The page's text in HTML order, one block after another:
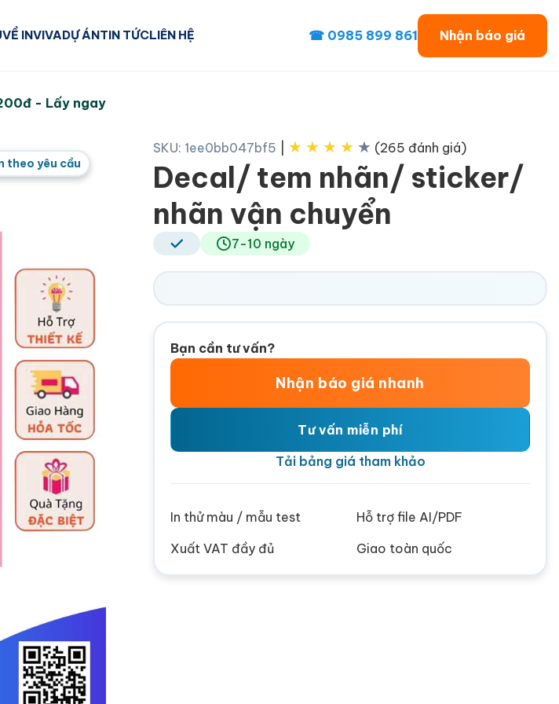
VỀ INVIVADỰ ÁNTIN TỨCLIÊN HỆ ☎ 0985 899 861 Nhận báo giá
- Lấy ngay
theo yêu cầu
SKU: 1ee0bb047bf5 ★ ★ ★ ★ ★ (265 đánh giá)
Decal/ tem nhãn/ sticker/
nhãn vận chuyển
7-10 ngày
Bạn cần tư vấn?
Nhận báo giá nhanh
Tư vấn miễn phí
Tải bảng giá tham khảo
In thử màu / mẫu test
Hỗ trợ file AI/PDF
Xuất VAT đầy đủ
Giao toàn quốc